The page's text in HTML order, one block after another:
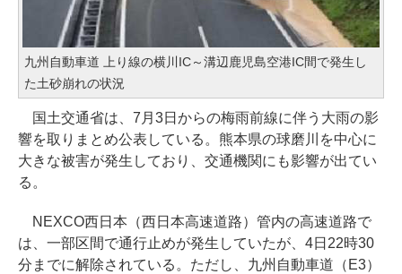
九州自動車道 上り線の横川IC～溝辺鹿児島空港IC間で発生し
た土砂崩れの状況
国土交通省は、7月3日からの梅雨前線に伴う大雨の影
響を取りまとめ公表している。熊本県の球磨川を中心に
大きな被害が発生しており、交通機関にも影響が出てい
る。
NEXCO西日本（西日本高速道路）管内の高速道路で
は、一部区間で通行止めが発生していたが、4日22時30
分までに解除されている。ただし、九州自動車道（E3）